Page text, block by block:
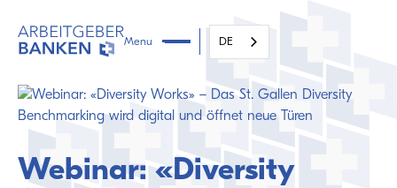
Menu DE
Webinar: «Diversity